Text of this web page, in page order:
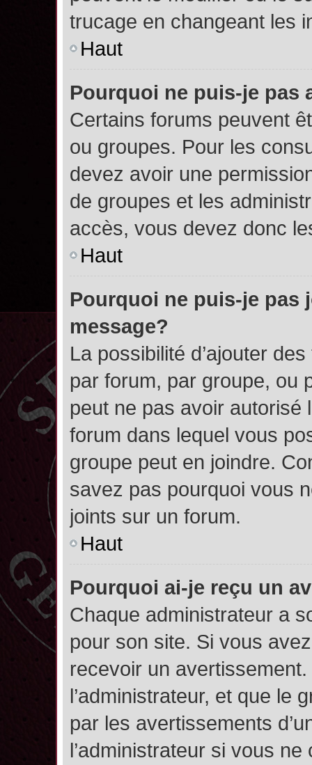
trucage en changeant les
Haut
Pourquoi ne puis-je pas
Certains forums peuvent
ou groupes. Pour les
devez avoir une
de groupes et les
accès, vous devez donc
Haut
Pourquoi ne puis-je pas
message?
La possibilité d’ajouter
par forum, par groupe, ou
peut ne pas avoir autorisé
forum dans lequel vous
groupe peut en joindre.
savez pas pourquoi vous
joints sur un forum.
Haut
Pourquoi ai-je reçu un
Chaque administrateur a
pour son site. Si vous
recevoir un
l’administrateur, et que le
par les avertissements
l’administrateur si vous